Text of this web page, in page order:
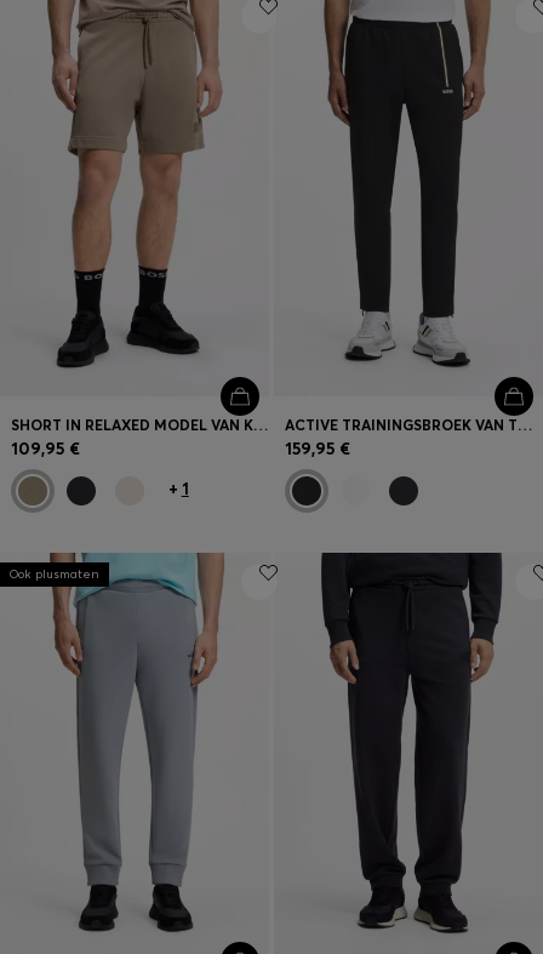
SHORT IN RELAXED MODEL VAN KATOENEN BADSTOF
109,95 €
+ 1
ACTIVE TRAININGSBROEK VAN THERMOREGULERENDE STRETCHGABARDINE
159,95 €
Ook plusmaten